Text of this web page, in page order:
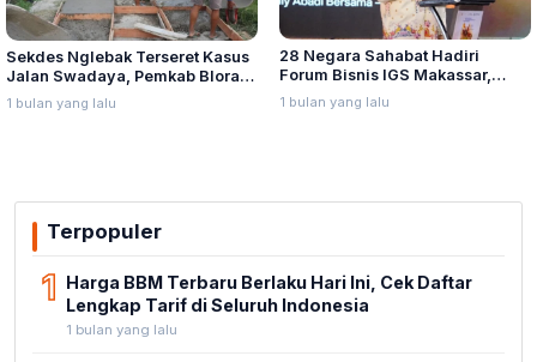
Sekdes Nglebak Terseret Kasus
Jalan Swadaya, Pemkab Blora
Sebut Pendampingan Hukum
Bukan Kewenangannya
1 bulan yang lalu
28 Negara Sahabat Hadiri
Forum Bisnis IGS Makassar,
Munafri Tawarkan Investasi
Stadion Untia
1 bulan yang lalu
Terpopuler
1 Harga BBM Terbaru Berlaku Hari Ini, Cek Daftar
Lengkap Tarif di Seluruh Indonesia
1 bulan yang lalu